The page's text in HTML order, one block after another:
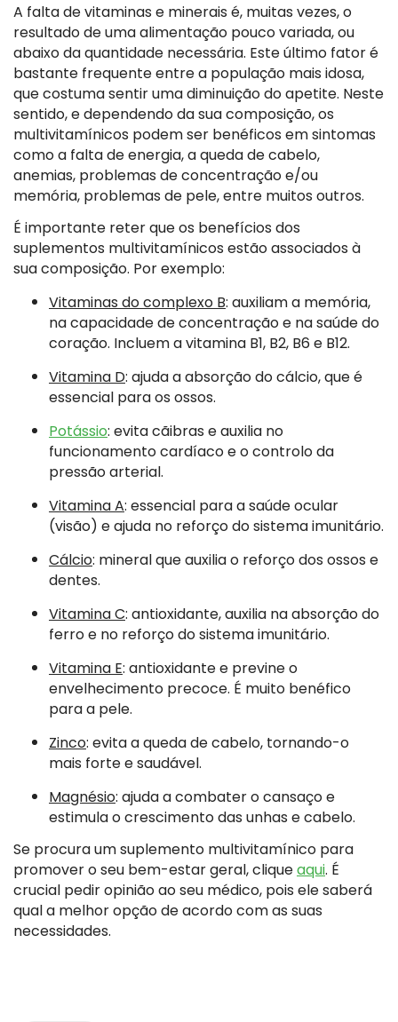
A falta de vitaminas e minerais é, muitas vezes, o
resultado de uma alimentação pouco variada, ou
abaixo da quantidade necessária. Este último fator é
bastante frequente entre a população mais idosa,
que costuma sentir uma diminuição do apetite. Neste
sentido, e dependendo da sua composição, os
multivitamínicos podem ser benéficos em sintomas
como a falta de energia, a queda de cabelo,
anemias, problemas de concentração e/ou
memória, problemas de pele, entre muitos outros.
É importante reter que os benefícios dos
suplementos multivitamínicos estão associados à
sua composição. Por exemplo:
Vitaminas do complexo B: auxiliam a memória,
na capacidade de concentração e na saúde do
coração. Incluem a vitamina B1, B2, B6 e B12.
Vitamina D: ajuda a absorção do cálcio, que é
essencial para os ossos.
Potássio: evita cãibras e auxilia no
funcionamento cardíaco e o controlo da
pressão arterial.
Vitamina A: essencial para a saúde ocular
(visão) e ajuda no reforço do sistema imunitário.
Cálcio: mineral que auxilia o reforço dos ossos e
dentes.
Vitamina C: antioxidante, auxilia na absorção do
ferro e no reforço do sistema imunitário.
Vitamina E: antioxidante e previne o
envelhecimento precoce. É muito benéfico
para a pele.
Zinco: evita a queda de cabelo, tornando-o
mais forte e saudável.
Magnésio: ajuda a combater o cansaço e
estimula o crescimento das unhas e cabelo.
Se procura um suplemento multivitamínico para
promover o seu bem-estar geral, cliqueaqui. É
crucial pedir opinião ao seu médico, pois ele saberá
qual a melhor opção de acordo com as suas
necessidades.